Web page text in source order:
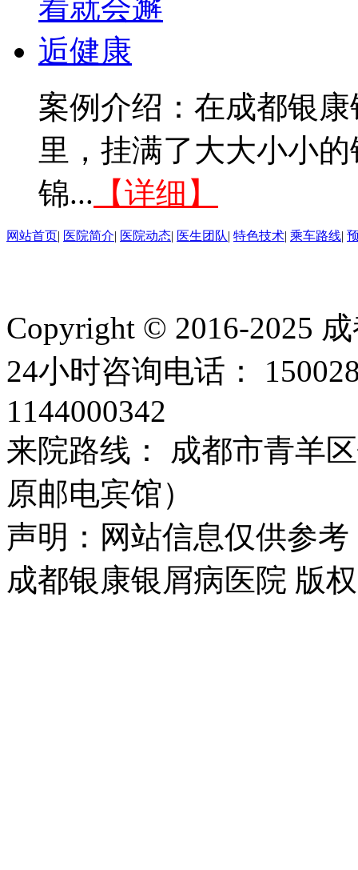
案例介绍：在成都银
里，挂满了大大小小
锦... 【详细】
网站首页| 医院简介| 医院动态| 医生团队| 特色技术| 乘车路线|
Copyright © 2016-2025
24小时咨询电话：
1144000342
来院路线： 成都市青羊
原邮电宾馆）
声明：网站信息仅供参
成都银康银屑病医院 版